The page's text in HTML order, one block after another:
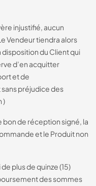
injustifié, aucun
Vendeur tiendra alors
disposition du Client qui
d’en acquitter
et de
préjudice des
)
bon de réception signé, la
et le Produit non
plus de quinze (15)
des sommes